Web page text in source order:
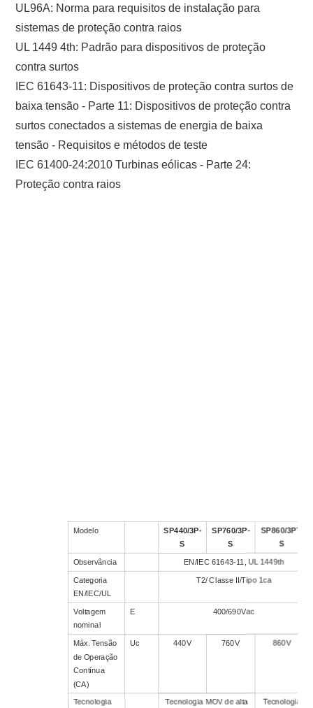
UL96A: Norma para requisitos de instalação para
sistemas de proteção contra raios
UL 1449 4th: Padrão para dispositivos de proteção
contra surtos
IEC 61643-11: Dispositivos de proteção contra surtos de
baixa tensão - Parte 11: Dispositivos de proteção contra
surtos conectados a sistemas de energia de baixa
tensão - Requisitos e métodos de teste
IEC 61400-24:2010 Turbinas eólicas - Parte 24:
Proteção contra raios
Modelo SP440/3P-
S
SP760/3P-
S
SP860/3PT-
S
Observância EN/IEC 61643-11, UL 1449th
Categoria
EN/IEC/UL
T2/ Classe II/Tipo 1ca
Voltagem
nominal
E 400/690Vac
Máx. Tensão
de Operação
Contínua
(CA)
Uc 440V 760V 860V
Tecnologia
Tecnologia MOV de alta
Tecnologia